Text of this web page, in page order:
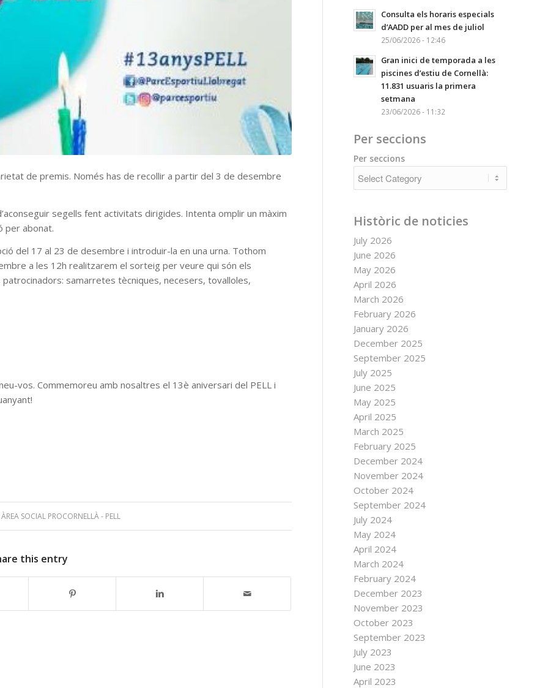
de premis. Només has de recollir a partir del 3 de desembre
segells fent activitats dirigides. Intenta omplir un màxim
per abonat.
del 17 al 23 de desembre i introduir-la en una urna. Tothom
a les 12h realitzarem el sorteig per veure qui són els
samarretes tècniques, necesers, tovalloles,
vos. Commemoreu amb nosaltres el 13è aniversari del PELL i
ÀREA SOCIAL PROCORNELLÀ - PELL
this entry
Consulta els horaris especials
d’AADD per al mes de juliol
25/06/2026 - 12:46
Gran inici de temporada a les
piscines d’estiu de Cornellà:
11.831 usuaris la primera
setmana
23/06/2026 - 11:32
Per seccions
Per seccions
Històric de noticies
July 2026
June 2026
May 2026
April 2026
March 2026
February 2026
January 2026
December 2025
September 2025
July 2025
June 2025
May 2025
April 2025
March 2025
February 2025
December 2024
November 2024
October 2024
September 2024
July 2024
May 2024
April 2024
March 2024
February 2024
December 2023
November 2023
October 2023
September 2023
July 2023
June 2023
April 2023